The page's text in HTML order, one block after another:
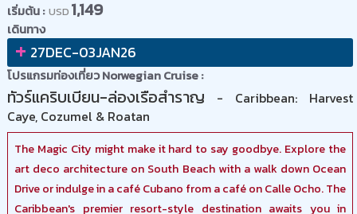
เริ่มต้น : USD 1,149
เดินทาง
+ 27DEC-03JAN26
โปรแกรมท่องเที่ยว Norwegian Cruise :
ทัวร์แคริบเบียน-ล่องเรือสำราญ - Caribbean: Harvest
Caye, Cozumel & Roatan
The Magic City might make it hard to say goodbye. Explore the
art deco architecture on South Beach with a walk down Ocean
Drive or indulge in a café Cubano from a café on Calle Ocho. The
Caribbean's premier resort-style destination awaits you in